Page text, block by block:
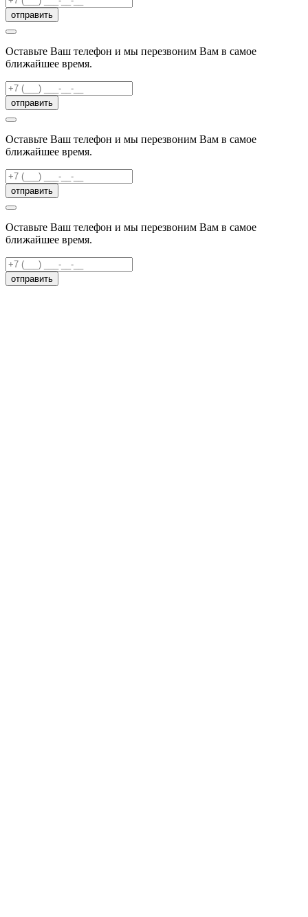
отправить
Оставьте Ваш телефон и мы перезвоним Вам в самое
ближайшее время.
отправить
Оставьте Ваш телефон и мы перезвоним Вам в самое
ближайшее время.
отправить
Оставьте Ваш телефон и мы перезвоним Вам в самое
ближайшее время.
отправить